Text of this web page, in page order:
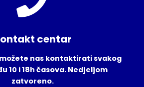
centar
nas kontaktirati svakog
10 i 18h časova. Nedjeljom
zatvoreno.